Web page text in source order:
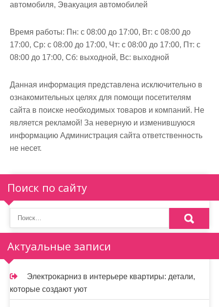
автомобиля, Эвакуация автомобилей
Время работы: Пн: с 08:00 до 17:00, Вт: с 08:00 до
17:00, Ср: с 08:00 до 17:00, Чт: с 08:00 до 17:00, Пт: с
08:00 до 17:00, Сб: выходной, Вс: выходной
Данная информация представлена исключительно в
ознакомительных целях для помощи посетителям
сайта в поиске необходимых товаров и компаний. Не
является рекламой! За неверную и изменившуюся
информацию Администрация сайта ответственность
не несет.
Поиск по сайту
Актуальные записи
Электрокарниз в интерьере квартиры: детали,
которые создают уют